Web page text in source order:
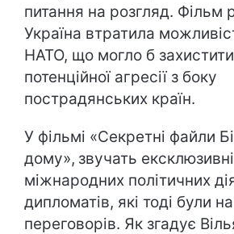
питання на розгляд. Фільм
Україна втратила
НАТО, що могло б захистити
потенційної агресії з боку
пострадянських країн.
У фільмі «Секретні файли
дому», звучать
міжнародних політичних
дипломатів, які тоді були
переговорів. Як згадує